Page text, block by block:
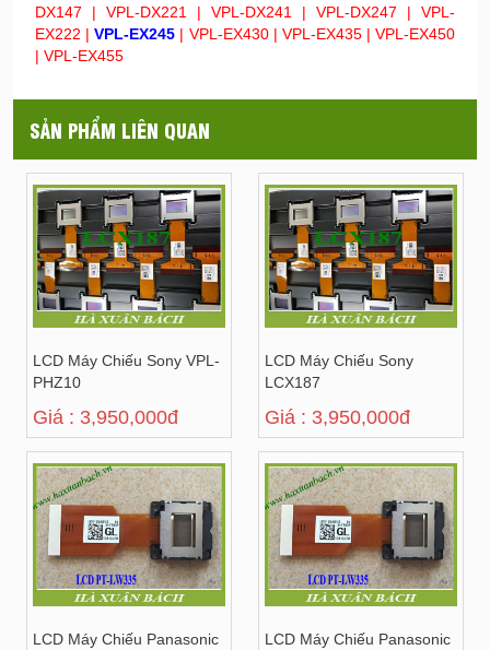
DX147 | VPL-DX221 | VPL-DX241 | VPL-DX247 | VPL-
EX222 |VPL-EX245 | VPL-EX430 | VPL-EX435 | VPL-EX450
| VPL-EX455
SẢN PHẨM LIÊN QUAN
LCD Máy Chiếu Sony VPL-
PHZ10
Giá : 3,950,000đ
LCD Máy Chiếu Sony
LCX187
Giá : 3,950,000đ
LCD Máy Chiếu Panasonic
LCD Máy Chiếu Panasonic